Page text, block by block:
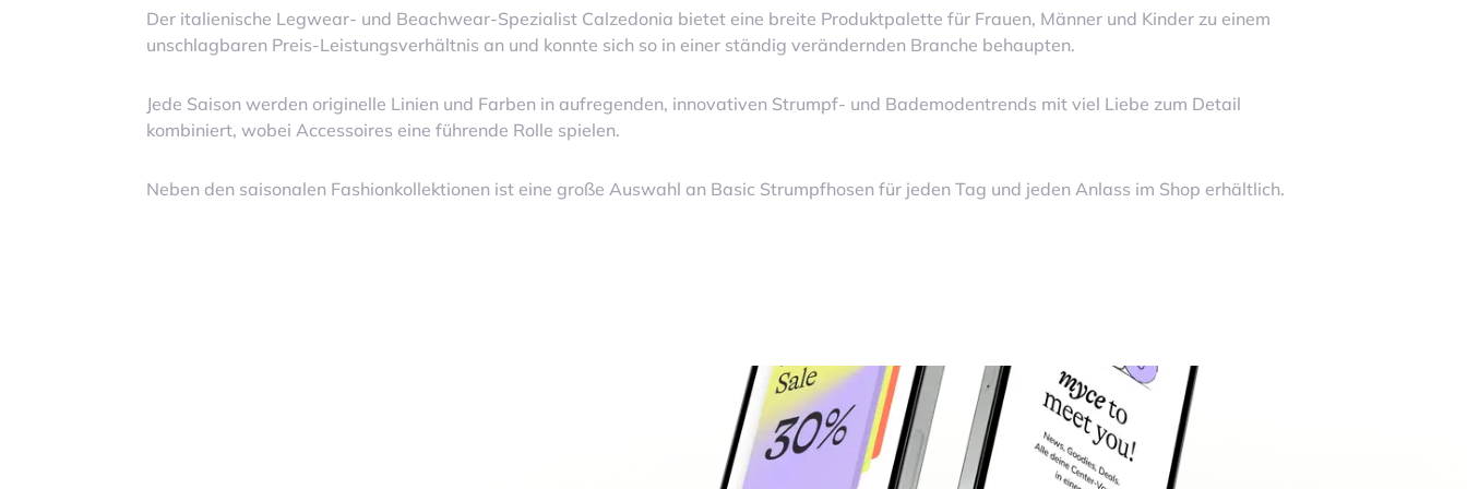
Der italienische Legwear- und Beachwear-Spezialist Calzedonia bietet eine breite Produktpalette für Frauen, Männer und Kinder zu einem
unschlagbaren Preis-Leistungsverhältnis an und konnte sich so in einer ständig verändernden Branche behaupten.
Jede Saison werden originelle Linien und Farben in aufregenden, innovativen Strumpf- und Bademodentrends mit viel Liebe zum Detail
kombiniert, wobei Accessoires eine führende Rolle spielen.
Neben den saisonalen Fashionkollektionen ist eine große Auswahl an Basic Strumpfhosen für jeden Tag und jeden Anlass im Shop erhältlich.